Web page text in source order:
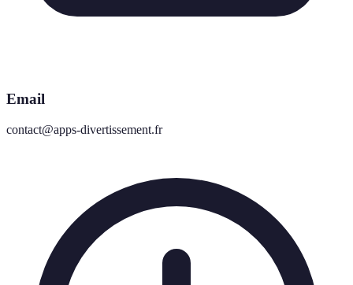
Email
contact@apps-divertissement.fr